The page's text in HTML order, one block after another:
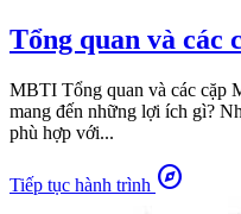
Tổng quan và các
MBTI Tổng quan và các cặp
mang đến những lợi ích gì?
phù hợp với...
Tiếp tục hành trình explore